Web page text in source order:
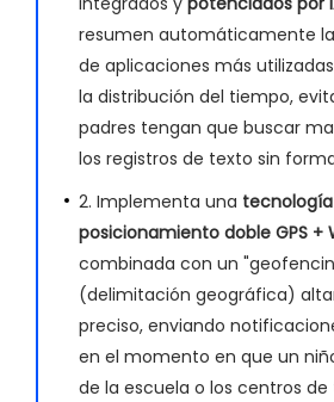
resumen automáticamente
de aplicaciones más
la distribución del tiempo,
padres tengan que buscar
los registros de texto sin
2. Implementa una
posicionamiento doble GPS +
combinada con un
(delimitación geográfica)
preciso, enviando
en el momento en que un
de la escuela o los centros